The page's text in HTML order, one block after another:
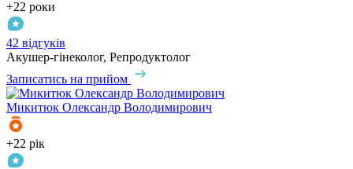
+22 роки
42 відгуків
Акушер-гінеколог, Репродуктолог
Записатись на прийом
Микитюк Олександр Володимирович
+22 рік